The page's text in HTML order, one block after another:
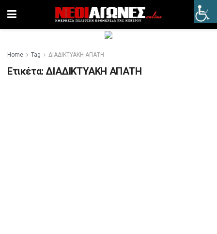
Home Tag ΔΙΑΔΙΚΤΥΑΚΗ ΑΠΑΤΗ
Ετικέτα:ΔΙΑΔΙΚΤΥΑΚΗ ΑΠΑΤΗ